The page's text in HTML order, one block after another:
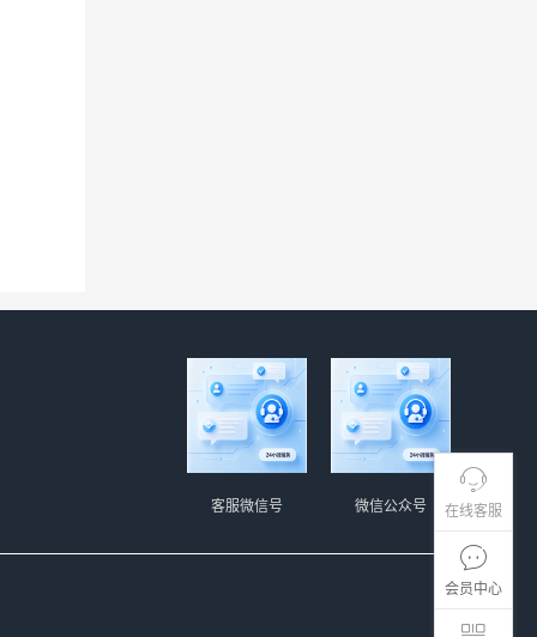
在线客服
会员中心
微信公众号
客服微信号